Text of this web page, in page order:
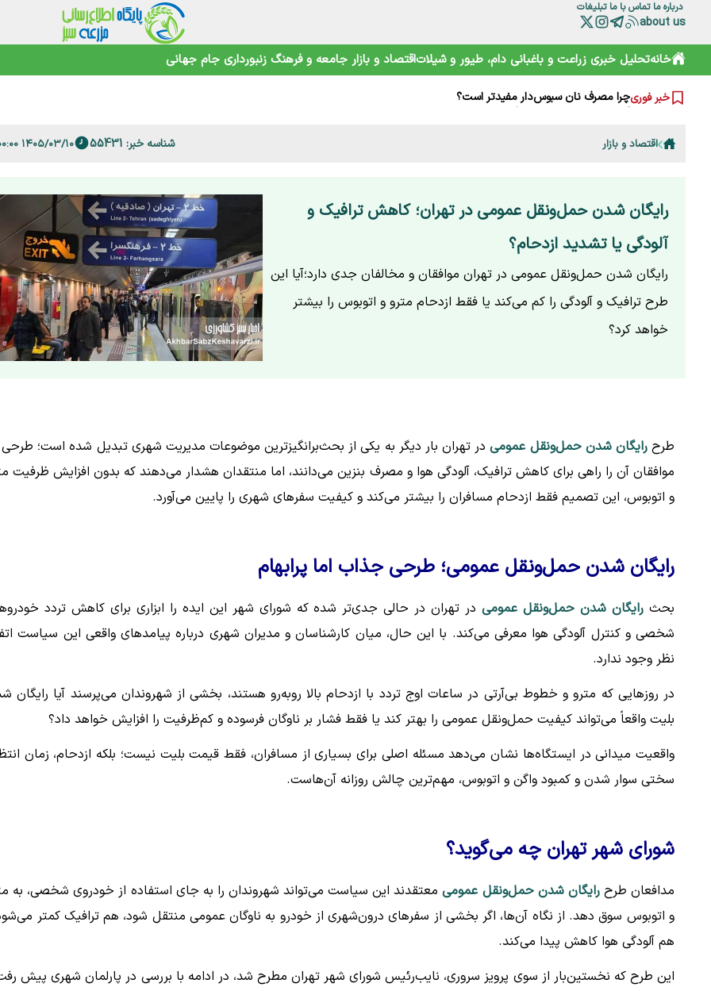
درباره ما تماس با ما تبلیغات
about us
خانهتحلیل خبری زراعت و باغبانی دام، طیور و شیلاتاقتصاد و بازار جامعه و فرهنگ زنبورداری جام جهانی
خبر فوری
بدهی ۱۰ همتی دولت به سرمایه‌گذاران؛ تجدیدپذیرها در بن‌بست
آقای وزیر! اگر به کشاورزان کمک نمی‌کنید، حداقل علیه آنان تصمیم نگیرید+ویدئو
چرا مصرف نان سبوس‌دار مفیدتر است؟
گرانی‌های فعلی نتیجه جنگ است یا بی‌تدبیری؟ پاسخ صریح لاهوتی
رمزگشایی از سند آکتائو؛ سهم ایران از دریای خزر چقدر است؟
ترامپ از کدام مذاکره می‌گوید؟ روایت مبهم از پشت‌پرده خلیج فارس
اقتصاد و بازار شناسه خبر: 55431 ۱۴۰۵/۰۳/۱۰ ۰۹:۰۰:۰۰
رایگان شدن حمل‌ونقل عمومی در تهران؛ کاهش ترافیک و
آلودگی یا تشدید ازدحام؟
رایگان شدن حمل‌ونقل عمومی در تهران موافقان و مخالفان جدی دارد؛آیا این
طرح ترافیک و آلودگی را کم می‌کند یا فقط ازدحام مترو و اتوبوس را بیشتر
خواهد کرد؟
طرحرایگان شدن حمل‌ونقل عمومیدر تهران بار دیگر به یکی از بحث‌برانگیزترین موضوعات مدیریت شهری تبدیل شده است؛
موافقان آن را راهی برای کاهش ترافیک، آلودگی هوا و مصرف بنزین می‌دانند، اما منتقدان هشدار می‌دهند که بدون افزایش ظرفیت
و اتوبوس، این تصمیم فقط ازدحام مسافران را بیشتر می‌کند و کیفیت سفرهای شهری را پایین می‌آورد.
رایگان شدن حمل‌ونقل عمومی؛ طرحی جذاب اما پرابهام
بحث رایگان شدن حمل‌ونقل عمومیدر تهران در حالی جدی‌تر شده که شورای شهر این ایده را ابزاری برای کاهش تردد
شخصی و کنترل آلودگی هوا معرفی می‌کند. با این حال، میان کارشناسان و مدیران شهری درباره پیامدهای واقعی این سیاست
نظر وجود ندارد.
در روزهایی که مترو و خطوط بی‌آر‌تی در ساعات اوج تردد با ازدحام بالا روبه‌رو هستند، بخشی از شهروندان می‌پرسند آیا رایگان
بلیت واقعاً می‌تواند کیفیت حمل‌ونقل عمومی را بهتر کند یا فقط فشار بر ناوگان فرسوده و کم‌ظرفیت را افزایش خواهد داد؟
واقعیت میدانی در ایستگاه‌ها نشان می‌دهد مسئله اصلی برای بسیاری از مسافران، فقط قیمت بلیت نیست؛ بلکه ازدحام، زمان
سختی سوار شدن و کمبود واگن و اتوبوس، مهم‌ترین چالش روزانه آن‌هاست.
شورای شهر تهران چه می‌گوید؟
مدافعان طرحرایگان شدن حمل‌ونقل عمومیمعتقدند این سیاست می‌تواند شهروندان را به جای استفاده از خودروی شخصی، به
و اتوبوس سوق دهد. از نگاه آن‌ها، اگر بخشی از سفرهای درون‌شهری از خودرو به ناوگان عمومی منتقل شود، هم ترافیک کمتر
هم آلودگی هوا کاهش پیدا می‌کند.
این طرح که نخستین‌بار از سوی پرویز سروری، نایب‌رئیس شورای شهر تهران مطرح شد، در ادامه با بررسی در پارلمان شهری پیش